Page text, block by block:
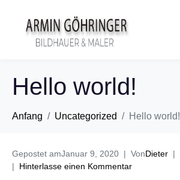
Hello world!
Anfang Uncategorized Hello world!
Gepostet amJanuar 9, 2020 VonDieter
Hinterlasse einen Kommentar